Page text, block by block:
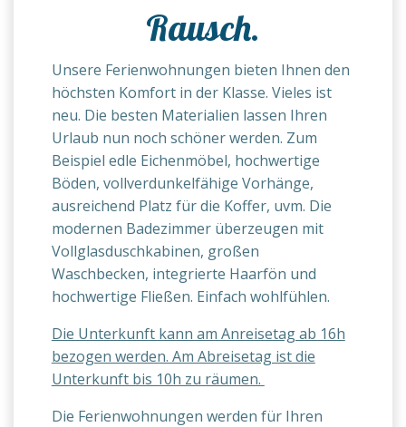
Rausch.
Unsere Ferienwohnungen bieten Ihnen den
höchsten Komfort in der Klasse. Vieles ist
neu. Die besten Materialien lassen Ihren
Urlaub nun noch schöner werden. Zum
Beispiel edle Eichenmöbel, hochwertige
Böden, vollverdunkelfähige Vorhänge,
ausreichend Platz für die Koffer, uvm. Die
modernen Badezimmer überzeugen mit
Vollglasduschkabinen, großen
Waschbecken, integrierte Haarfön und
hochwertige Fließen. Einfach wohlfühlen.
Die Unterkunft kann am Anreisetag ab 16h
bezogen werden. Am Abreisetag ist die
Unterkunft bis 10h zu räumen.
Die Ferienwohnungen werden für Ihren